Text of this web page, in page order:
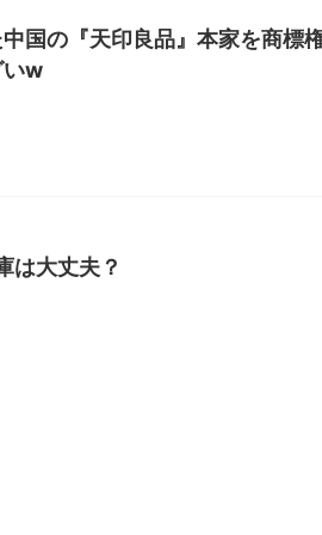
国の『天印良品』本家を商標
いw
は大丈夫？